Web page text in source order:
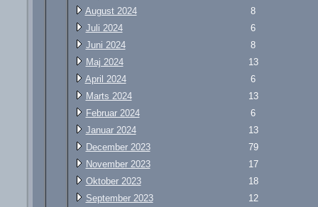
August 2024
8
Juli 2024
6
Juni 2024
8
Maj 2024
13
April 2024
6
Marts 2024
13
Februar 2024
6
Januar 2024
13
December 2023
79
November 2023
17
Oktober 2023
18
September 2023
12